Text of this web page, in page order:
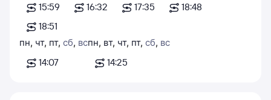
15:59
16:32 17:35
18:48
18:51
пн, чт, пт, сб, вс
14:07
пн, вт, чт, пт, сб, вс
14:25